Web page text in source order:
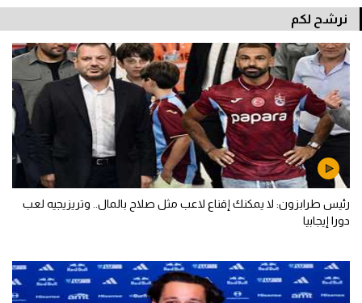
نرشح لكم
رئيس طرابزون: لا يمكنك إقناع لاعب مثل صلاح بالمال.. وتريزيجيه لعب
دورا إيجابيا